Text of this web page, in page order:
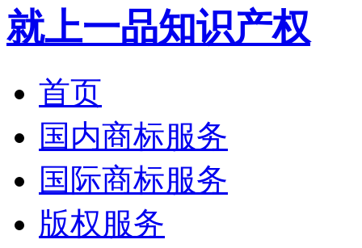
首页
国内商标服务
国际商标服务
版权服务